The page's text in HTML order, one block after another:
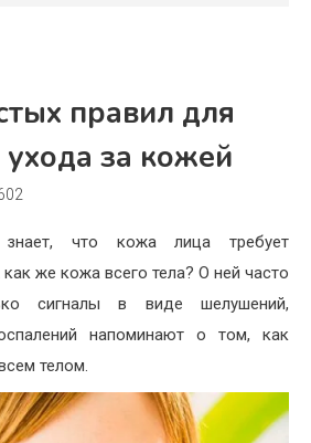
правил для
за кожей
что кожа лица требует
как же кожа всего тела? О ней часто
сигналы в виде шелушений,
напоминают о том, как
телом.